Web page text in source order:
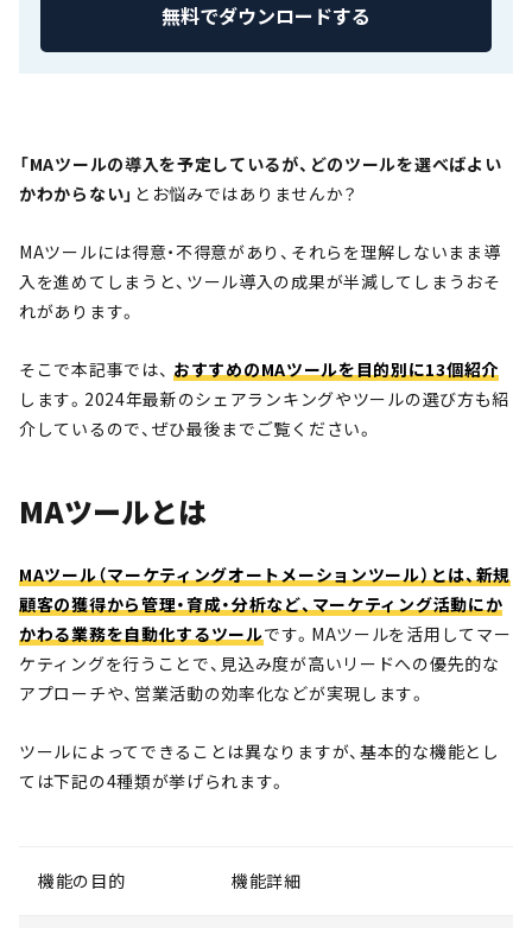
無料でダウンロードする
「MAツールの導入を予定しているが、どのツールを選べばよい
かわからない」 とお悩みではありませんか？
MAツールには得意・不得意があり、それらを理解しないまま導
入を進めてしまうと、ツール導入の成果が半減してしまうおそ
れがあります。
そこで本記事では、 おすすめのMAツールを目的別に13個紹介
します。2024年最新のシェアランキングやツールの選び方も紹
介しているので、ぜひ最後までご覧ください。
MAツールとは
MAツール（マーケティングオートメーションツール）とは、新規
顧客の獲得から管理・育成・分析など、マーケティング活動にか
かわる業務を自動化するツールです。MAツールを活用してマー
ケティングを行うことで、見込み度が高いリードへの優先的な
アプローチや、営業活動の効率化などが実現します。
ツールによってできることは異なりますが、基本的な機能とし
ては下記の4種類が挙げられます。
機能の目的 機能詳細